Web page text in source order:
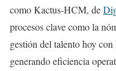
como Kactus-HCM, de
procesos clave como la
gestión del talento hoy
generando eficiencia